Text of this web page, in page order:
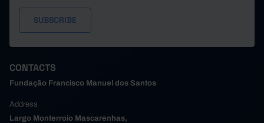
CONTACTS
Fundação Francisco Manuel dos Santos
Address
Largo Monterroio Mascarenhas,